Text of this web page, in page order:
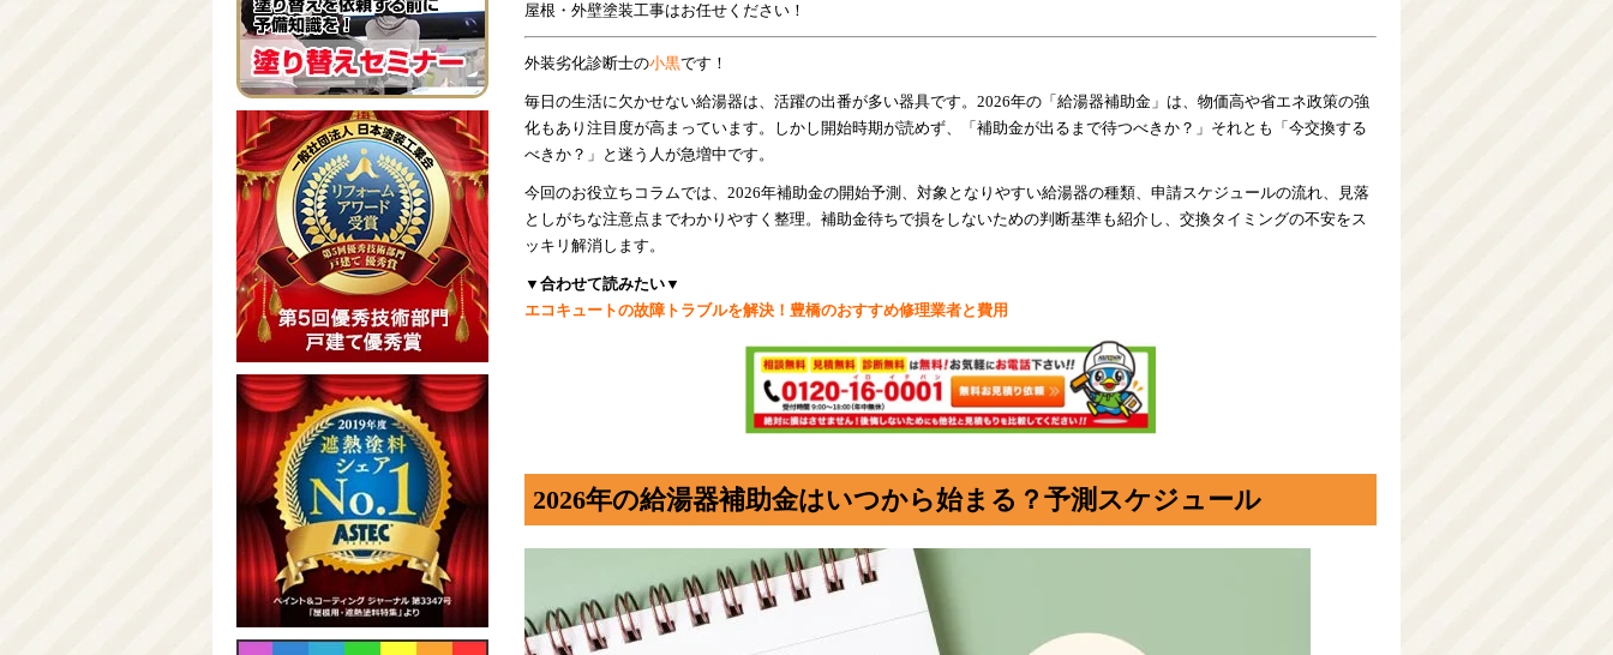
屋根・外壁塗装工事はお任せください！
外装劣化診断士の小黒です！
毎日の生活に欠かせない給湯器は、活躍の出番が多い器具です。2026年の「給湯器補助金」は、物価高や省エネ政策の強
化もあり注目度が高まっています。しかし開始時期が読めず、「補助金が出るまで待つべきか？」それとも「今交換する
べきか？」と迷う人が急増中です。
今回のお役立ちコラムでは、2026年補助金の開始予測、対象となりやすい給湯器の種類、申請スケジュールの流れ、見落
としがちな注意点までわかりやすく整理。補助金待ちで損をしないための判断基準も紹介し、交換タイミングの不安をス
ッキリ解消します。
▼合わせて読みたい▼
エコキュートの故障トラブルを解決！豊橋のおすすめ修理業者と費用
2026年の給湯器補助金はいつから始まる？予測スケジュール